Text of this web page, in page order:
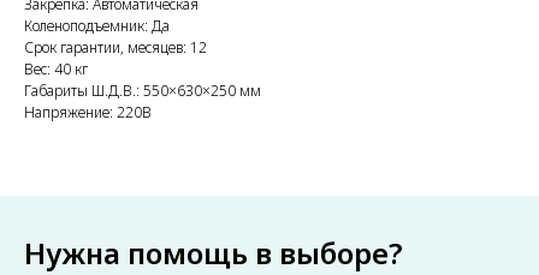
Закрепка: Автоматическая
Коленоподъемник: Да
Срок гарантии, месяцев: 12
Вес: 40 кг
Габариты Ш.Д.В.: 550×630×250 мм
Напряжение: 220В
Нужна помощь в выборе?